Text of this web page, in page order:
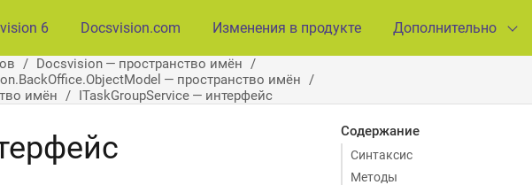
6 Docsvision.com Изменения в продукте Дополнительно
Docsvision — пространство имён
— пространство имён
имён
ITaskGroupService — интерфейс
Содержание
Синтаксис
Методы